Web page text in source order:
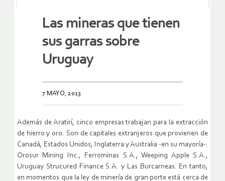
Las mineras que tienen
sus garras sobre
Uruguay
7 MAYO, 2013
Además de Aratirí, cinco empresas trabajan para la extracción
de hierro y oro. Son de capitales extranjeros que provienen de
Canadá, Estados Unidos, Inglaterra y Australia -en su mayoría-:
Orosur Mining Inc., Ferrominas S.A., Weeping Apple S.A.,
Uruguay Strucured Finance S.A. y Las Burcarneas. En tanto,
en momentos que la ley de minería de gran porte está cerca de